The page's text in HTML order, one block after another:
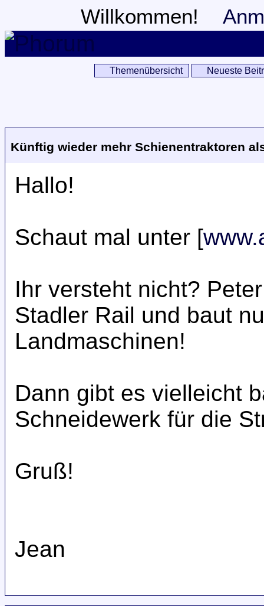
Willkommen!
Themenübersicht Neueste
Künftig wieder mehr Schienentraktoren
Hallo!
Schaut mal unter [
Ihr versteht nicht?
Stadler Rail und baut
Landmaschinen!
Dann gibt es vielleicht
Schneidewerk für die
Gruß!
Jean